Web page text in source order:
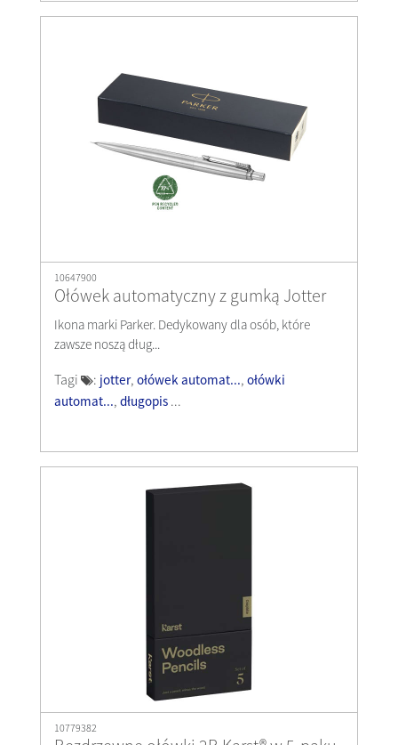
10647900
Ołówek automatyczny z gumką Jotter
Ikona marki Parker. Dedykowany dla osób, które
zawsze noszą dług...
Tagi : jotter, ołówek automat..., ołówki
automat..., długopis ...
10779382